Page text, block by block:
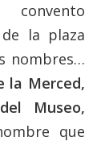
la plaza
nombres…
la Merced,
Museo,
que